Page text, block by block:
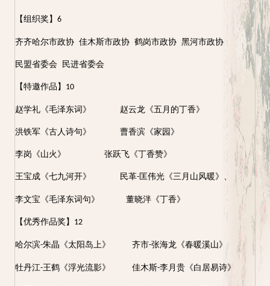
【组织奖】 6
齐齐哈尔市政协 佳木斯市政协 鹤岗市政协 黑河市政协
民盟省委会 民进省委会
【特邀作品】 10
赵学礼《毛泽东词》 赵云龙《五月的丁香》
洪铁军《古人诗句》 曹香滨《家园》
李岗《山火》 张跃飞《丁香赞》
王宝成《七九河开》 民革- 匡伟光《三月山风暖》、
李文宝《毛泽东词句》 董晓泮《丁香》
【优秀作品奖】 12
哈尔滨-朱晶《太阳岛上》 齐市-张海龙《春暖溪山》
牡丹江-王鹤《浮光流影》 佳木斯-李月贵《白居易诗》